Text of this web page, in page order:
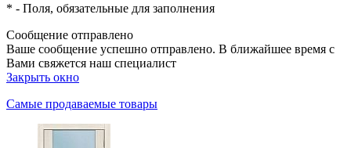
* - Поля, обязательные для заполнения
Сообщение отправлено
Ваше сообщение успешно отправлено. В ближайшее время с
Вами свяжется наш специалист
Закрыть окно
Самые продаваемые товары